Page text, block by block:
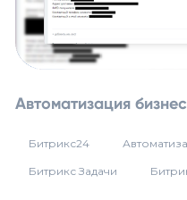
Автоматизация
Битрикс24
Битрикс Задачи